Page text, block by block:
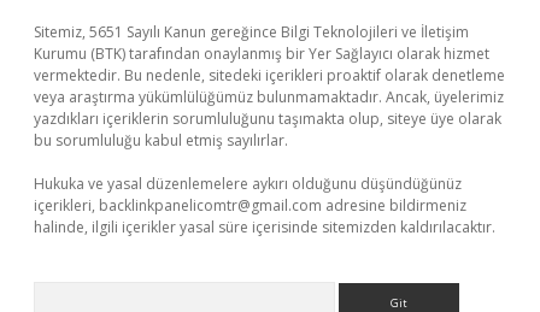
Sitemiz, 5651 Sayılı Kanun gereğince Bilgi Teknolojileri ve İletişim
Kurumu (BTK) tarafından onaylanmış bir Yer Sağlayıcı olarak hizmet
vermektedir. Bu nedenle, sitedeki içerikleri proaktif olarak denetleme
veya araştırma yükümlülüğümüz bulunmamaktadır. Ancak, üyelerimiz
yazdıkları içeriklerin sorumluluğunu taşımakta olup, siteye üye olarak
bu sorumluluğu kabul etmiş sayılırlar.
Hukuka ve yasal düzenlemelere aykırı olduğunu düşündüğünüz
içerikleri, backlinkpanelicomtr@gmail.com adresine bildirmeniz
halinde, ilgili içerikler yasal süre içerisinde sitemizden kaldırılacaktır.